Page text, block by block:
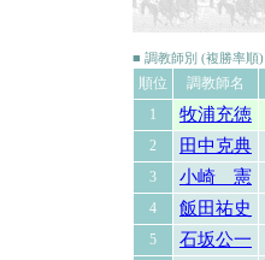
■ 調教師別 (複勝率順)
順位 調教師名
1
牧浦充徳
2 田中克典
3 小崎 憲
4 飯田祐史
5 石坂公一